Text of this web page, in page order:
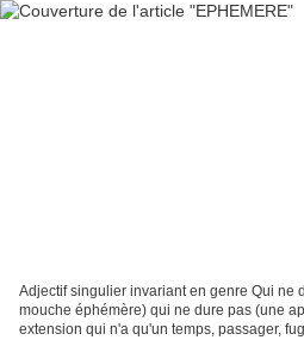
Adjectif singulier invariant en genre Qui ne
mouche éphémère) qui ne dure pas (une
extension qui n'a qu'un temps, passager,